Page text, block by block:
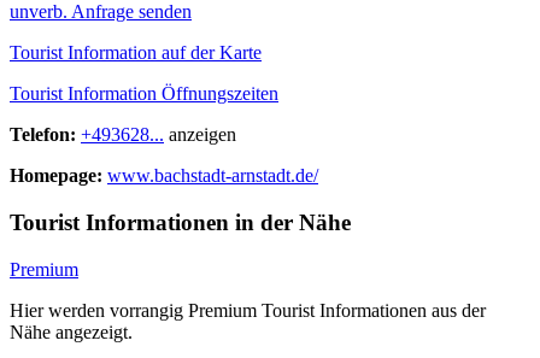
unverb. Anfrage senden
Tourist Information auf der Karte
Tourist Information Öffnungszeiten
Telefon: +493628... anzeigen
Homepage: www.bachstadt-arnstadt.de/
Tourist Informationen in der Nähe
Premium
Hier werden vorrangig Premium Tourist Informationen aus der
Nähe angezeigt.